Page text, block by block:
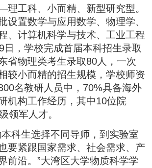
科、小而精、新型研究型。
设置数学与应用数学、物理学、
、计算机科学与技术、工业工程
日，学校完成首届本科招生录取
省物理类考生录取80人，一次
较小而精的招生规模，学校师资
名教研人员中，70%具备海外
机构工作经历，其中10位院
领军人才。
生选择不同导师，到实验室
要紧跟国家需求、社会需求、产
前沿。”大湾区大学物质科学学